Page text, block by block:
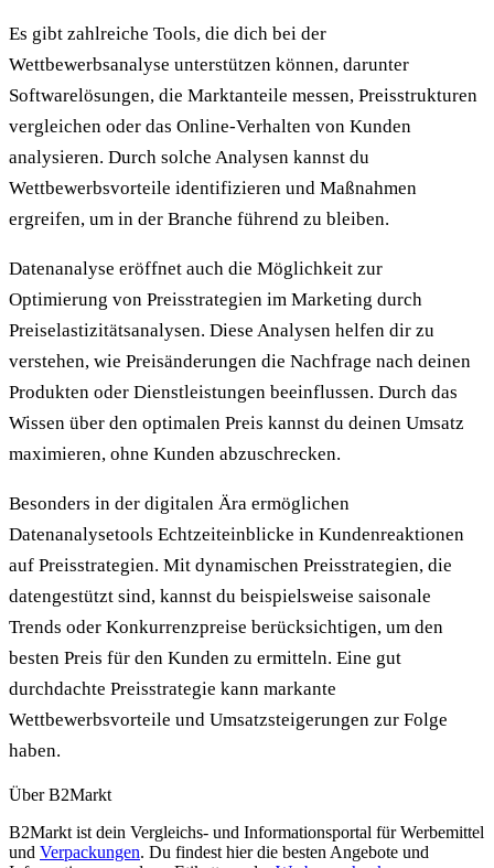
Es gibt zahlreiche Tools, die dich bei der
Wettbewerbsanalyse unterstützen können, darunter
Softwarelösungen, die Marktanteile messen, Preisstrukturen
vergleichen oder das Online-Verhalten von Kunden
analysieren. Durch solche Analysen kannst du
Wettbewerbsvorteile identifizieren und Maßnahmen
ergreifen, um in der Branche führend zu bleiben.
Datenanalyse eröffnet auch die Möglichkeit zur
Optimierung von Preisstrategien im Marketing durch
Preiselastizitätsanalysen. Diese Analysen helfen dir zu
verstehen, wie Preisänderungen die Nachfrage nach deinen
Produkten oder Dienstleistungen beeinflussen. Durch das
Wissen über den optimalen Preis kannst du deinen Umsatz
maximieren, ohne Kunden abzuschrecken.
Besonders in der digitalen Ära ermöglichen
Datenanalysetools Echtzeiteinblicke in Kundenreaktionen
auf Preisstrategien. Mit dynamischen Preisstrategien, die
datengestützt sind, kannst du beispielsweise saisonale
Trends oder Konkurrenzpreise berücksichtigen, um den
besten Preis für den Kunden zu ermitteln. Eine gut
durchdachte Preisstrategie kann markante
Wettbewerbsvorteile und Umsatzsteigerungen zur Folge
haben.
Über B2Markt
B2Markt ist dein Vergleichs- und Informationsportal für Werbemittel
und Verpackungen. Du findest hier die besten Angebote und